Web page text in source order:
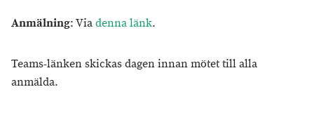
Anmälning: Viadenna länk.
Teams-länken skickas dagen innan mötet till alla
anmälda.